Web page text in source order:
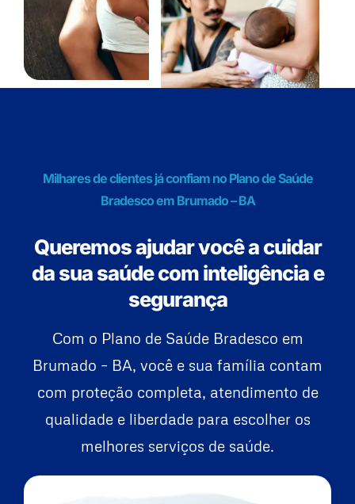
Milhares de clientes já confiam no Plano de Saúde
Bradesco em Brumado – BA
Queremos ajudar você a cuidar
da sua saúde com inteligência e
segurança
Com o Plano de Saúde Bradesco em
Brumado – BA, você e sua família contam
com proteção completa, atendimento de
qualidade e liberdade para escolher os
melhores serviços de saúde.